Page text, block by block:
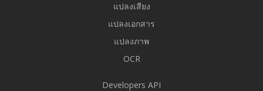
แปลงเสียง
แปลงเอกสาร
แปลงภาพ
OCR
Developers API